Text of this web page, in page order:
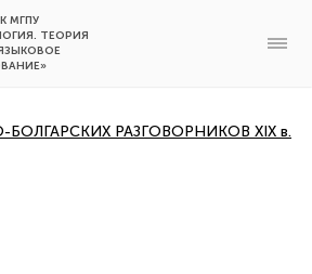
МГПУ
ТЕОРИЯ
РАЗГОВОРНИКОВ XІX в.